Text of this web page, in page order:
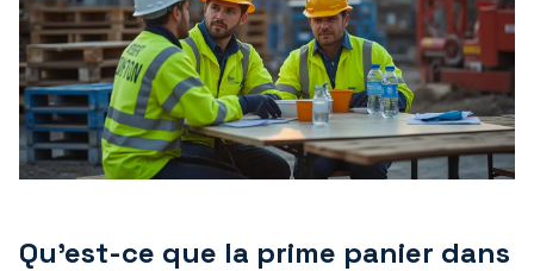
Qu’est-ce que la prime panier dans